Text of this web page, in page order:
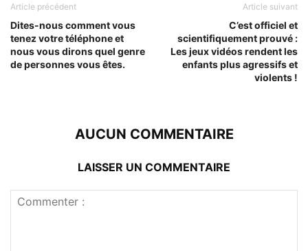
Article précédent
Dites-nous comment vous
tenez votre téléphone et
nous vous dirons quel genre
de personnes vous êtes.
Article suivant
C’est officiel et
scientifiquement prouvé :
Les jeux vidéos rendent les
enfants plus agressifs et
violents !
AUCUN COMMENTAIRE
LAISSER UN COMMENTAIRE